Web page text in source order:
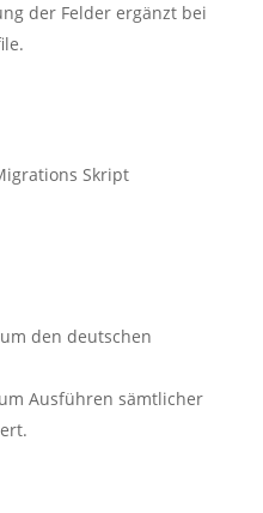
der Felder ergänzt bei
Skript
den deutschen
Ausführen sämtlicher